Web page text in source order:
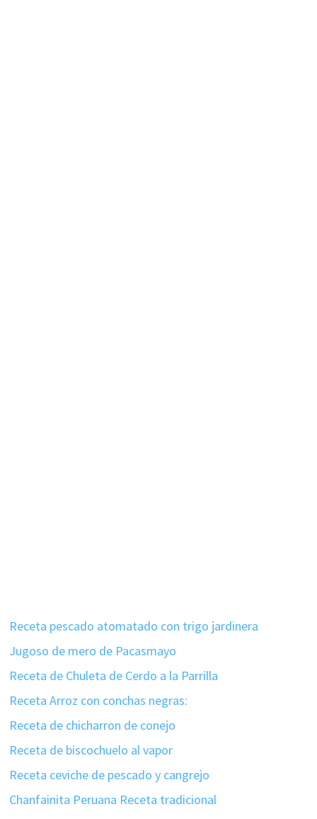
Receta pescado atomatado con trigo jardinera
Jugoso de mero de Pacasmayo
Receta de Chuleta de Cerdo a la Parrilla
Receta Arroz con conchas negras:
Receta de chicharron de conejo
Receta de biscochuelo al vapor
Receta ceviche de pescado y cangrejo
Chanfainita Peruana Receta tradicional